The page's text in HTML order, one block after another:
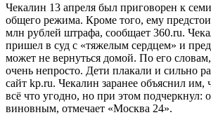
Чекалин 13 апреля был приговорен к
общего режима. Кроме того, ему
млн рублей штрафа, сообщает 360.ru.
пришел в суд с «тяжелым сердцем» и
может не вернуться домой. По его словам,
очень непросто. Дети плакали и сильно
сайт kp.ru. Чекалин заранее объяснил им,
всё что угодно, но при этом подчеркнул:
виновным, отмечает «Москва 24».